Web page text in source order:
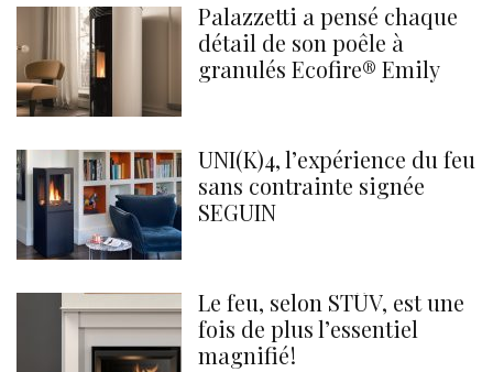
Palazzetti a pensé chaque
détail de son poêle à
granulés Ecofire® Emily
UNI(K)4, l’expérience du feu
sans contrainte signée
SEGUIN
Le feu, selon STÛV, est une
fois de plus l’essentiel
magnifié !